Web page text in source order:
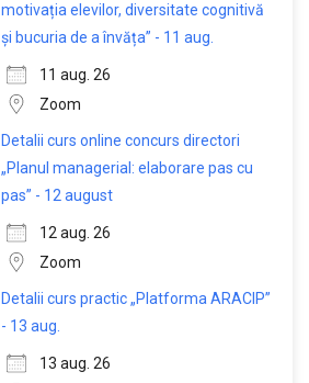
motivația elevilor, diversitate cognitivă
și bucuria de a învăța” - 11 aug.
11 aug. 26
Zoom
Detalii curs online concurs directori
„Planul managerial: elaborare pas cu
pas” - 12 august
12 aug. 26
Zoom
Detalii curs practic „Platforma ARACIP”
- 13 aug.
13 aug. 26